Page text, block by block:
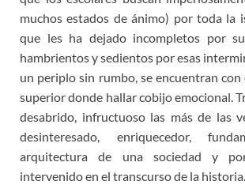
muchos estados de ánimo) por toda la
que les ha dejado incompletos por
hambrientos y sedientos por esas
un periplo sin rumbo, se encuentran
superior donde hallar cobijo emocional.
desabrido, infructuoso las más de las
desinteresado, enriquecedor,
arquitectura de una sociedad y
intervenido en el transcurso de la historia.